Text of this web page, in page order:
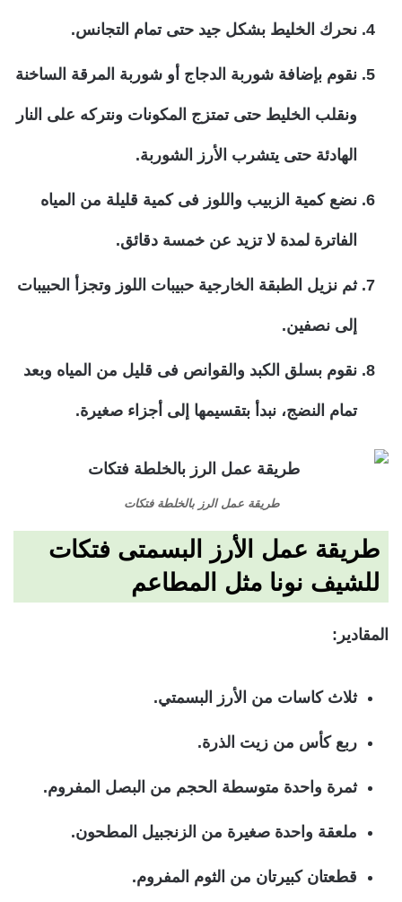
نحرك الخليط بشكل جيد حتى تمام التجانس.
نقوم بإضافة شوربة الدجاج أو شوربة المرقة الساخنة
ونقلب الخليط حتى تمتزج المكونات ونتركه على النار
الهادئة حتى يتشرب الأرز الشوربة.
نضع كمية الزبيب واللوز فى كمية قليلة من المياه
الفاترة لمدة لا تزيد عن خمسة دقائق.
ثم نزيل الطبقة الخارجية حبيبات اللوز وتجزأ الحبيبات
إلى نصفين.
نقوم بسلق الكبد والقوانص فى قليل من المياه وبعد
تمام النضج، نبدأ بتقسيمها إلى أجزاء صغيرة.
طريقة عمل الرز بالخلطة فتكات
طريقة عمل الأرز البسمتى فتكات
للشيف نونا مثل المطاعم
المقادير:
ثلاث كاسات من الأرز البسمتي.
ربع كأس من زيت الذرة.
ثمرة واحدة متوسطة الحجم من البصل المفروم.
ملعقة واحدة صغيرة من الزنجبيل المطحون.
قطعتان كبيرتان من الثوم المفروم.